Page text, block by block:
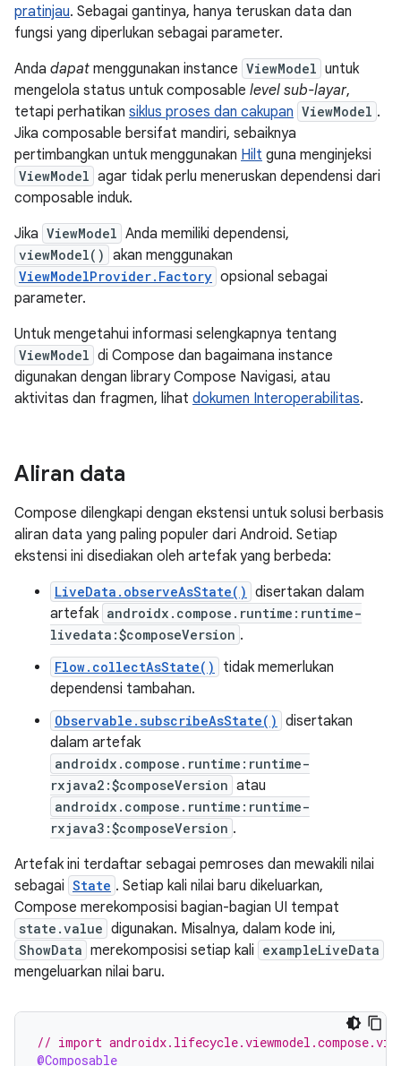
pratinjau. Sebagai gantinya, hanya teruskan data dan
fungsi yang diperlukan sebagai parameter.
Anda dapat menggunakan instance ViewModel untuk
mengelola status untuk composable level sub-layar,
tetapi perhatikan siklus proses dan cakupan ViewModel .
Jika composable bersifat mandiri, sebaiknya
pertimbangkan untuk menggunakan Hilt guna menginjeksi
ViewModel agar tidak perlu meneruskan dependensi dari
composable induk.
Jika ViewModel Anda memiliki dependensi,
viewModel() akan menggunakan
ViewModelProvider.Factory opsional sebagai
parameter.
Untuk mengetahui informasi selengkapnya tentang
ViewModel di Compose dan bagaimana instance
digunakan dengan library Compose Navigasi, atau
aktivitas dan fragmen, lihat dokumen Interoperabilitas.
Aliran data
Compose dilengkapi dengan ekstensi untuk solusi berbasis
aliran data yang paling populer dari Android. Setiap
ekstensi ini disediakan oleh artefak yang berbeda:
LiveData.observeAsState() disertakan dalam
artefak androidx.compose.runtime:runtime-
livedata:$composeVersion .
Flow.collectAsState()
tidak memerlukan
dependensi tambahan.
Observable.subscribeAsState() disertakan
dalam artefak
androidx.compose.runtime:runtime-
rxjava2:$composeVersion atau
androidx.compose.runtime:runtime-
rxjava3:$composeVersion .
Artefak ini terdaftar sebagai pemroses dan mewakili nilai
sebagai State . Setiap kali nilai baru dikeluarkan,
Compose merekomposisi bagian-bagian UI tempat
state.value digunakan. Misalnya, dalam kode ini,
ShowData merekomposisi setiap kali exampleLiveData
mengeluarkan nilai baru.
// import
@Composable